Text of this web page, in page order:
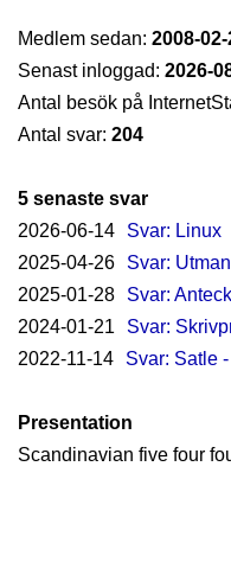
Medlem sedan: 2008-
Senast inloggad: 2026-
Antal besök på
Antal svar: 204
5 senaste svar
2026-06-14
Svar: Linux
2025-04-26
Svar:
2025-01-28
Svar:
2024-01-21
Svar:
2022-11-14
Svar: Satle
Presentation
Scandinavian five four